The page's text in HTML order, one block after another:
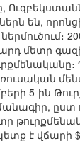
են,
մետր գազի
5-ին
ըստ
է վճարի